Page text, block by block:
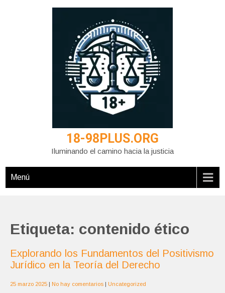
18-98PLUS.ORG
Iluminando el camino hacia la justicia
Menú
Etiqueta: contenido ético
Explorando los Fundamentos del Positivismo
Jurídico en la Teoría del Derecho
25 marzo 2025 | No hay comentarios | Uncategorized